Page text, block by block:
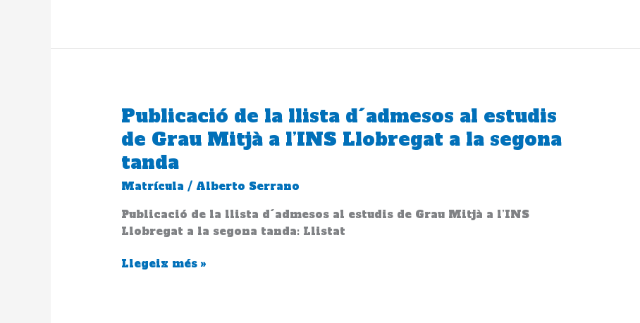
Grau
Mitjà
Publicació de la llista d´admesos al estudis
de Grau Mitjà a l’INS Llobregat a la segona
tanda
Matrícula / Alberto Serrano
Publicació de la llista d´admesos al estudis de Grau Mitjà a l’INS
Llobregat a la segona tanda: Llistat
Publicació
de
la
llista
d
al
estudis
Grau
Llegeix més »